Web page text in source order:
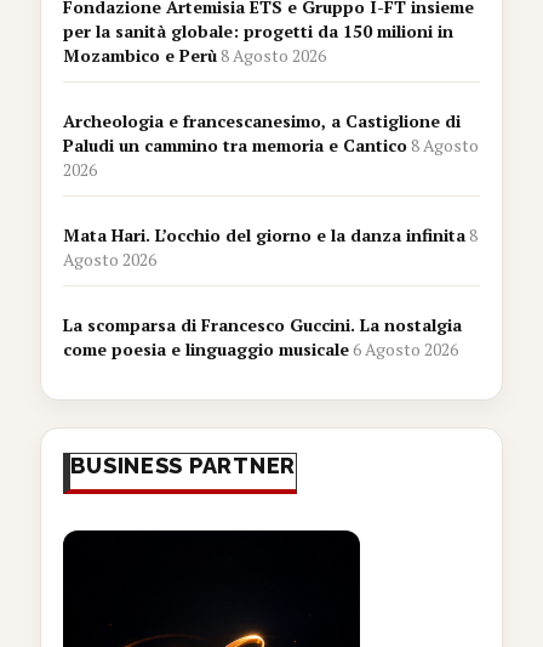
Fondazione Artemisia ETS e Gruppo I-FT insieme
per la sanità globale: progetti da 150 milioni in
Mozambico e Perù8 Agosto 2026
Archeologia e francescanesimo, a Castiglione di
Paludi un cammino tra memoria e Cantico8 Agosto
2026
Mata Hari. L’occhio del giorno e la danza infinita8
Agosto 2026
La scomparsa di Francesco Guccini. La nostalgia
come poesia e linguaggio musicale6 Agosto 2026
BUSINESS PARTNER